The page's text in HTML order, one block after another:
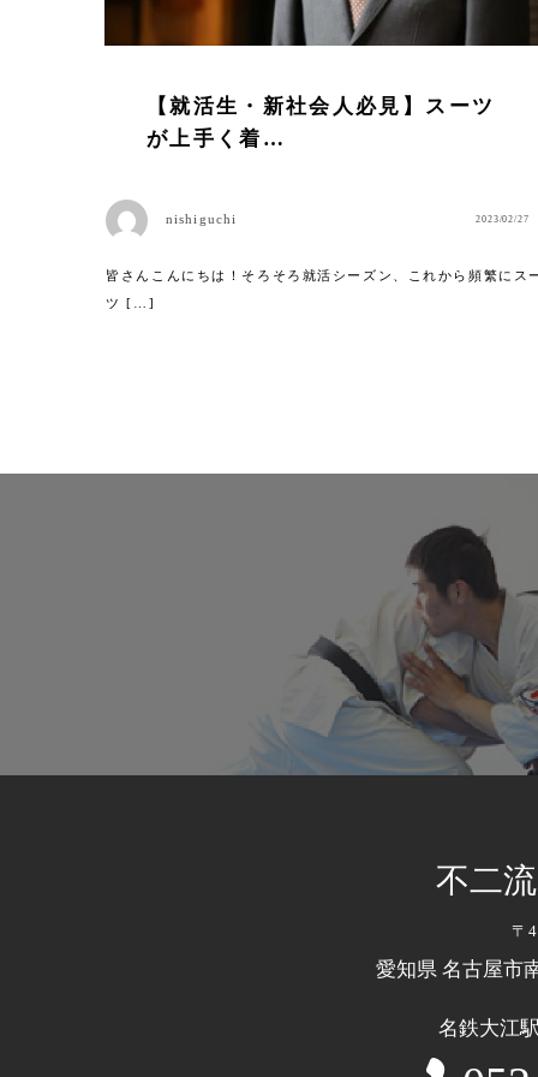
【就活生・新社会人必見】スーツ
が上手く着…
nishiguchi 2023/02/27
皆さんこんにちは！そろそろ就活シーズン、これから頻繁にス
ツ […]
不二
〒
愛知県 名古屋市
名鉄大江